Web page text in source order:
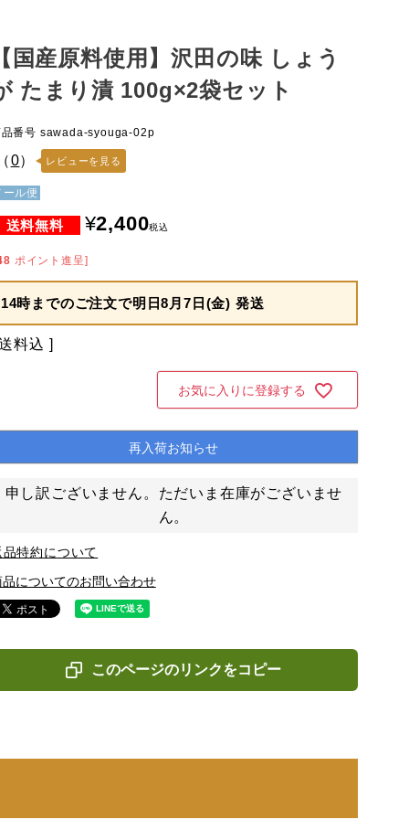
国産原料使用】沢田の味 しょう
たまり漬 100g×2袋セット
番号 sawada-syouga-02p
0） レビューを見る
ール便
¥2,400税込
ポイント進呈]
14時までのご注文で明日8月7日(金) 発送
料込
お気に入りに登録する
再入荷お知らせ
申し訳ございません。ただいま在庫がございませ
ん。
品特約について
品についてのお問い合わせ
このページのリンクをコピー